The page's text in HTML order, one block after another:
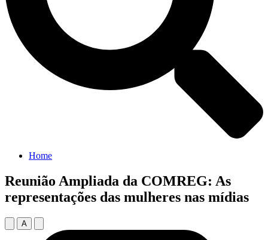
Home
Reunião Ampliada da COMREG: As
representações das mulheres nas mídias
A